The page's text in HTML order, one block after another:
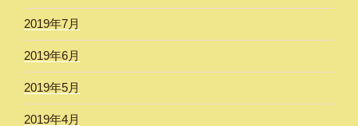
2019年7月
2019年6月
2019年5月
2019年4月